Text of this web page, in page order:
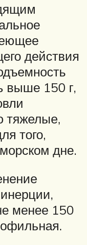
действия
выше 150 г,
тяжелые,
того,
дне.
менее 150